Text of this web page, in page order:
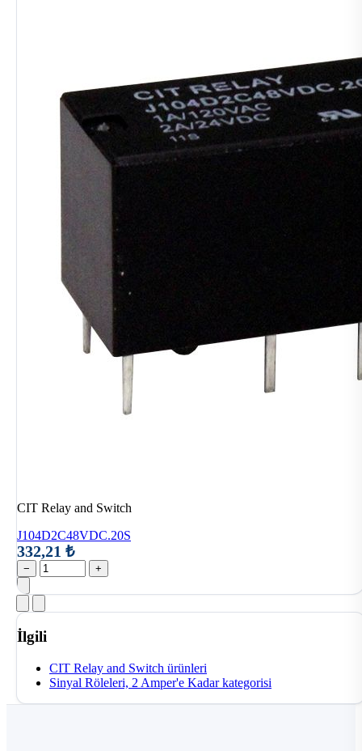
CIT Relay and Switch
J104D2C48VDC.20S
332,21 ₺
− +
İlgili
CIT Relay and Switch ürünleri
Sinyal Röleleri, 2 Amper'e Kadar kategorisi